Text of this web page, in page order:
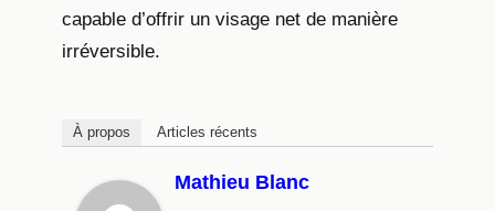
capable d’offrir un visage net de manière
irréversible.
À propos Articles récents
Mathieu Blanc